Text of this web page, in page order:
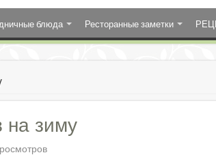
блюда Ресторанные заметки
на зиму